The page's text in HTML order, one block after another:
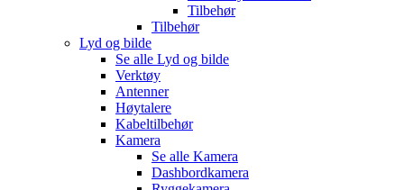
Tilbehør
Tilbehør
Lyd og bilde
Se alle Lyd og bilde
Verktøy
Antenner
Høytalere
Kabeltilbehør
Kamera
Se alle Kamera
Dashbordkamera